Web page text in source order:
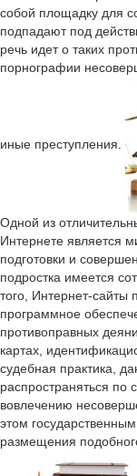
собой площадку для
подпадают под
речь идет о таких
порнографии
иные преступления.
Одной из
Интернете является
подготовки и
подростка имеется
того, Интернет-сайты
программное
противоправных
картах,
судебная практика,
распространяться по
вовлечению
этом
размещения